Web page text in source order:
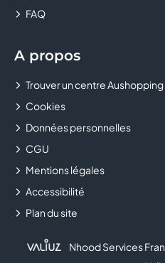
DALERY
FAQ
A propos
Trouver un centre Aushopping
Cookies
Données personnelles
CGU
Mentions légales
Accessibilité
Plan du site
Nhood Services